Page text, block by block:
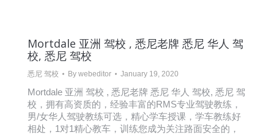
Mortdale 亚洲 驾校 , 悉尼老牌 悉尼 华人 驾
校, 悉尼 驾校
悉尼 驾校 By webeditor January 19, 2020
Mortdale 亚洲 驾校 , 悉尼老牌 悉尼 华人 驾校, 悉尼 驾
校，拥有高资质的，经验丰富的RMS专业驾驶教练，
男/女华人驾驶教练可选，精心学车授课，学车教练好
相处，1对1精心教车，训练您成为关注路面安全的，